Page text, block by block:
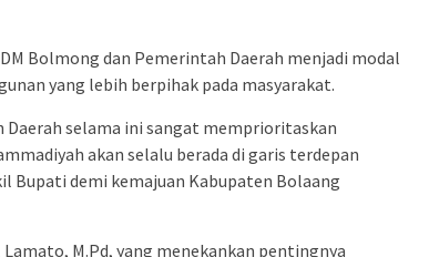
Bolmong dan Pemerintah Daerah menjadi modal
yang lebih berpihak pada masyarakat.
selama ini sangat memprioritaskan
akan selalu berada di garis terdepan
Bupati demi kemajuan Kabupaten Bolaang
M.Pd, yang menekankan pentingnya